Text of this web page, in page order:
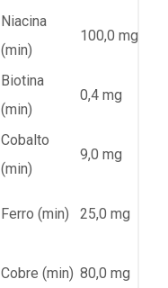
Niacina
(min)
100,0 mg
Biotina
(min)
0,4 mg
Cobalto
(min)
9,0 mg
Ferro (min) 25,0 mg
Cobre (min) 80,0 mg